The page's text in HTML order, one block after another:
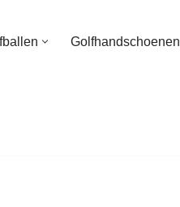
Golfhandschoenen